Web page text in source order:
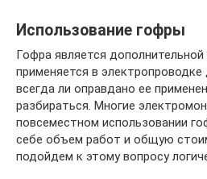
Использование гофры
Гофра является
применяется в
всегда ли оправдано ее
разбираться. Многие
повсеместном использовании
себе объем работ и общую
подойдем к этому вопросу